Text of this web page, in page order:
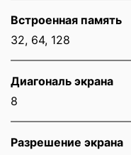
Встроенная память
32, 64, 128
Диагональ экрана
8
Разрешение экрана